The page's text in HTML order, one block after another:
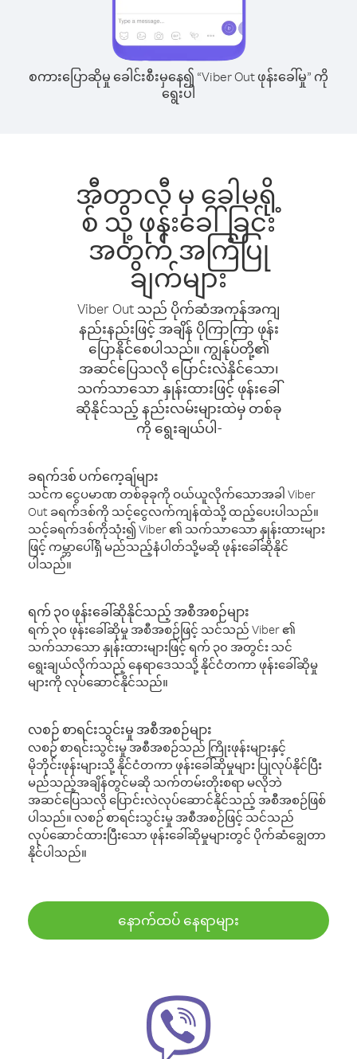
စကားပြောဆိုမှု ခေါင်းစီးမှနေ၍ “Viber Out ဖုန်းခေါ်မှု” ကို
ရွေးပါ
အီတာလီ မှ ခေါမရို့
စ် သို့ ဖုန်းခေါ်ခြင်း
အတွက် အကြံပြု
ချက်များ
Viber Out သည် ပိုက်ဆံအကုန်အကျ
နည်းနည်းဖြင့် အချိန် ပိုကြာကြာ ဖုန်း
ပြောနိုင်စေပါသည်။ ကျွန်ုပ်တို့၏
အဆင်ပြေသလို ပြောင်းလဲနိုင်သော၊
သက်သာသော နှုန်းထားဖြင့် ဖုန်းခေါ်
ဆိုနိုင်သည့် နည်းလမ်းများထဲမှ တစ်ခု
ကို ရွေးချယ်ပါ-
ခရက်ဒစ် ပက်ကေ့ချ်များ
သင်က ငွေပမာဏ တစ်ခုခုကို ဝယ်ယူလိုက်သောအခါ Viber
Out ခရက်ဒစ်ကို သင့်ငွေလက်ကျန်ထဲသို့ ထည့်ပေးပါသည်။
သင့်ခရက်ဒစ်ကိုသုံး၍ Viber ၏ သက်သာသော နှုန်းထားများ
ဖြင့် ကမ္ဘာပေါ်ရှိ မည်သည့်နံပါတ်သို့မဆို ဖုန်းခေါ်ဆိုနိုင်
ပါသည်။
ရက် ၃၀ ဖုန်းခေါ်ဆိုနိုင်သည့် အစီအစဉ်များ
ရက် ၃၀ ဖုန်းခေါ်ဆိုမှု အစီအစဉ်ဖြင့် သင်သည် Viber ၏
သက်သာသော နှုန်းထားများဖြင့် ရက် ၃၀ အတွင်း သင်
ရွေးချယ်လိုက်သည့် နေရာဒေသသို့ နိုင်ငံတကာ ဖုန်းခေါ်ဆိုမှု
များကို လုပ်ဆောင်နိုင်သည်။
လစဉ် စာရင်းသွင်းမှု အစီအစဉ်များ
လစဉ် စာရင်းသွင်းမှု အစီအစဉ်သည် ကြိုးဖုန်းများနှင့်
မိုဘိုင်းဖုန်းများသို့ နိုင်ငံတကာ ဖုန်းခေါ်ဆိုမှုများ ပြုလုပ်နိုင်ပြီး
မည်သည့်အချိန်တွင်မဆို သက်တမ်းတိုးစရာ မလိုဘဲ
အဆင်ပြေသလို ပြောင်းလဲလုပ်ဆောင်နိုင်သည့် အစီအစဉ်ဖြစ်
ပါသည်။ လစဉ် စာရင်းသွင်းမှု အစီအစဉ်ဖြင့် သင်သည်
လုပ်ဆောင်ထားပြီးသော ဖုန်းခေါ်ဆိုမှုများတွင် ပိုက်ဆံချွေတာ
နိုင်ပါသည်။
နောက်ထပ် နေရာများ